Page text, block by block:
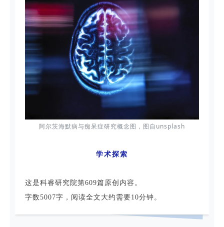
阿尔茨海默病与痴呆症研究概念图，图自unsplash
学术探索
这是科睿研究院第609篇原创内容。
字数5007字，阅读全文大约需要10分钟。